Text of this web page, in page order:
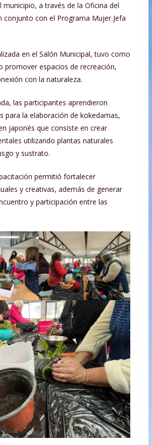
municipio, a través de la Oficina del
conjunto con el Programa Mujer Jefa
en el Salón Municipal, tuvo como
promover espacios de recreación,
con la naturaleza.
las participantes aprendieron
para la elaboración de kokedamas,
japonés que consiste en crear
utilizando plantas naturales
y sustrato.
permitió fortalecer
y creativas, además de generar
y participación entre las